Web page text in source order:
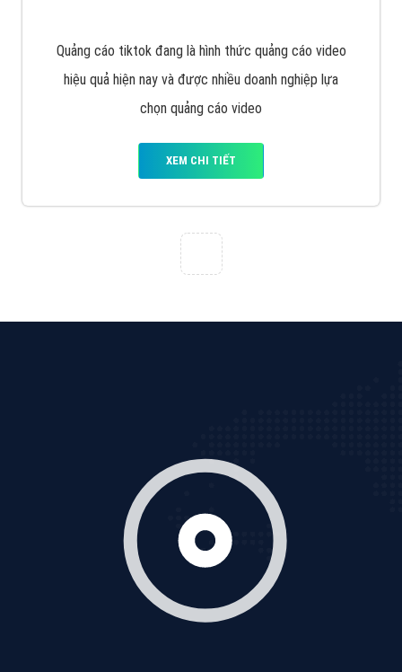
Quảng cáo tiktok đang là hình thức quảng cáo video
hiệu quả hiện nay và được nhiều doanh nghiệp lựa
chọn quảng cáo video
XEM CHI TIẾT